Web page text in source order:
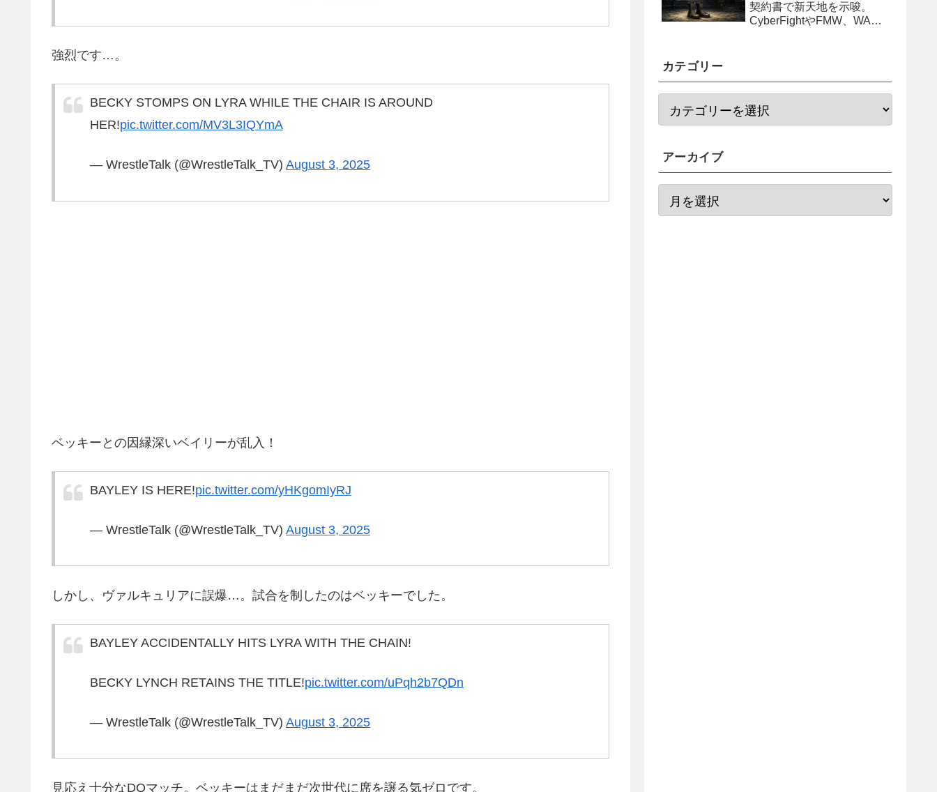
強烈です…。
BECKY STOMPS ON LYRA WHILE THE CHAIR IS AROUND
HER!pic.twitter.com/MV3L3IQYmA
— WrestleTalk (@WrestleTalk_TV) August 3, 2025
ベッキーとの因縁深いベイリーが乱入！
BAYLEY IS HERE!pic.twitter.com/yHKgomIyRJ
— WrestleTalk (@WrestleTalk_TV) August 3, 2025
しかし、ヴァルキュリアに誤爆…。試合を制したのはベッキーでした。
BAYLEY ACCIDENTALLY HITS LYRA WITH THE CHAIN!
BECKY LYNCH RETAINS THE TITLE!pic.twitter.com/uPqh2b7QDn
— WrestleTalk (@WrestleTalk_TV) August 3, 2025
見応え十分なDQマッチ。ベッキーはまだまだ次世代に席を譲る気ゼロです。
契約書で新天地を示唆。
CyberFightやFMW、WAR
カテゴリー
アーカイブ